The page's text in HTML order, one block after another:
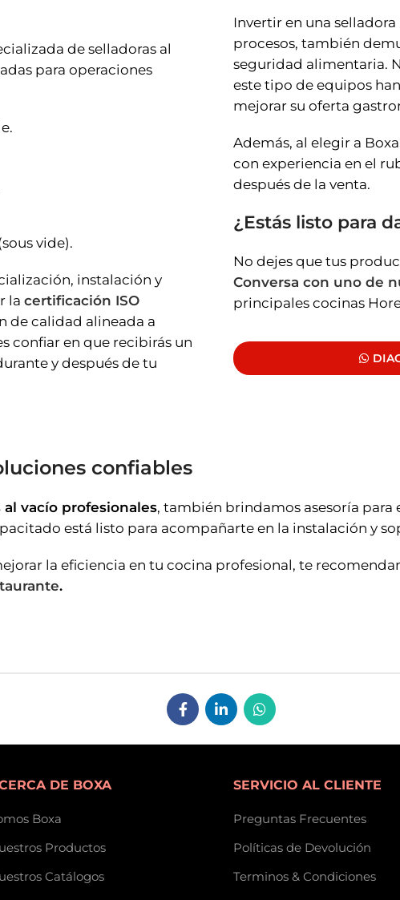
de selladoras al
para operaciones
vide).
instalación y
la certificación ISO
de calidad alineada a
confiar en que recibirás un
y después de tu
Invertir en una
procesos, también
seguridad alimentaria.
este tipo de equipos
mejorar su oferta
Además, al elegir a
con experiencia en el
después de la venta.
¿Estás listo para
No dejes que tus
Conversa con uno de
principales cocinas
confiables
al vacío profesionales, también brindamos asesoría
está listo para acompañarte en la instalación y
la eficiencia en tu cocina profesional, te
.
DE BOXA
Boxa
Productos
Catálogos
SERVICIO AL CLIENTE
Preguntas Frecuentes
Políticas de Devolución
Terminos & Condiciones